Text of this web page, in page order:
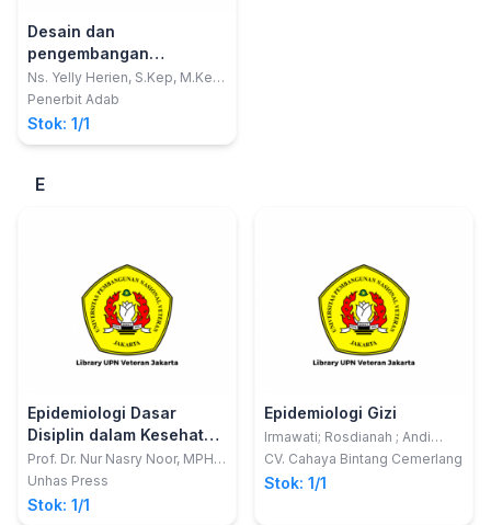
Desain dan
pengembangan
smartphone application
untuk praktikum
keperawatan kesehatan
reproduksi Internet Of
Ns. Yelly Herien, S.Kep, M.Kep;
Bayu Hadi Saputro, S.Si, M.Si
Penerbit Adab
Stok: 1/1
E
Epidemiologi Dasar
Disiplin dalam Kesehatan
Masyarakat
Prof. Dr. Nur Nasry Noor, MPH.;
Prof. Dr. drg. A Arsunan Arsin,
Unhas Press
Stok: 1/1
Epidemiologi Gizi
Irmawati; Rosdianah ; Andi
Baharuddin
CV. Cahaya Bintang Cemerlang
Stok: 1/1